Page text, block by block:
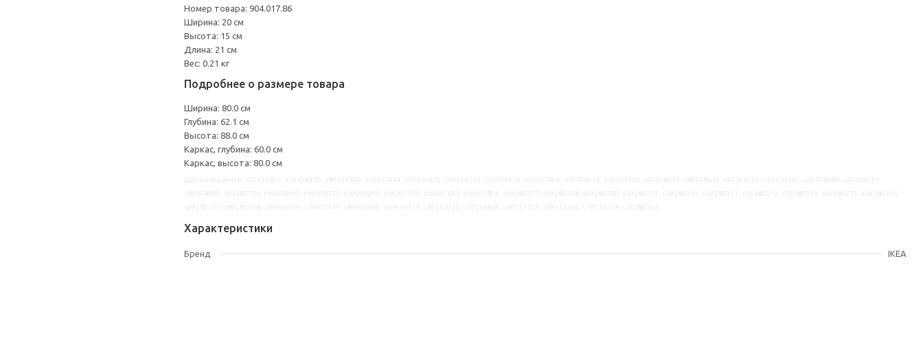
Номер товара: 904.017.86
Ширина: 20 см
Высота: 15 см
Длина: 21 см
Вес: 0.21 кг
Подробнее о размере товара
Ширина: 80.0 см
Глубина: 62.1 см
Высота: 88.0 см
Каркас, глубина: 60.0 см
Каркас, высота: 80.0 см
Характеристики
Бренд IKEA